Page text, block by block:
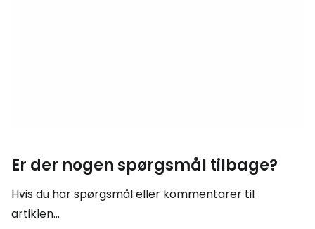
Er der nogen spørgsmål tilbage?
Hvis du har spørgsmål eller kommentarer til
artiklen...